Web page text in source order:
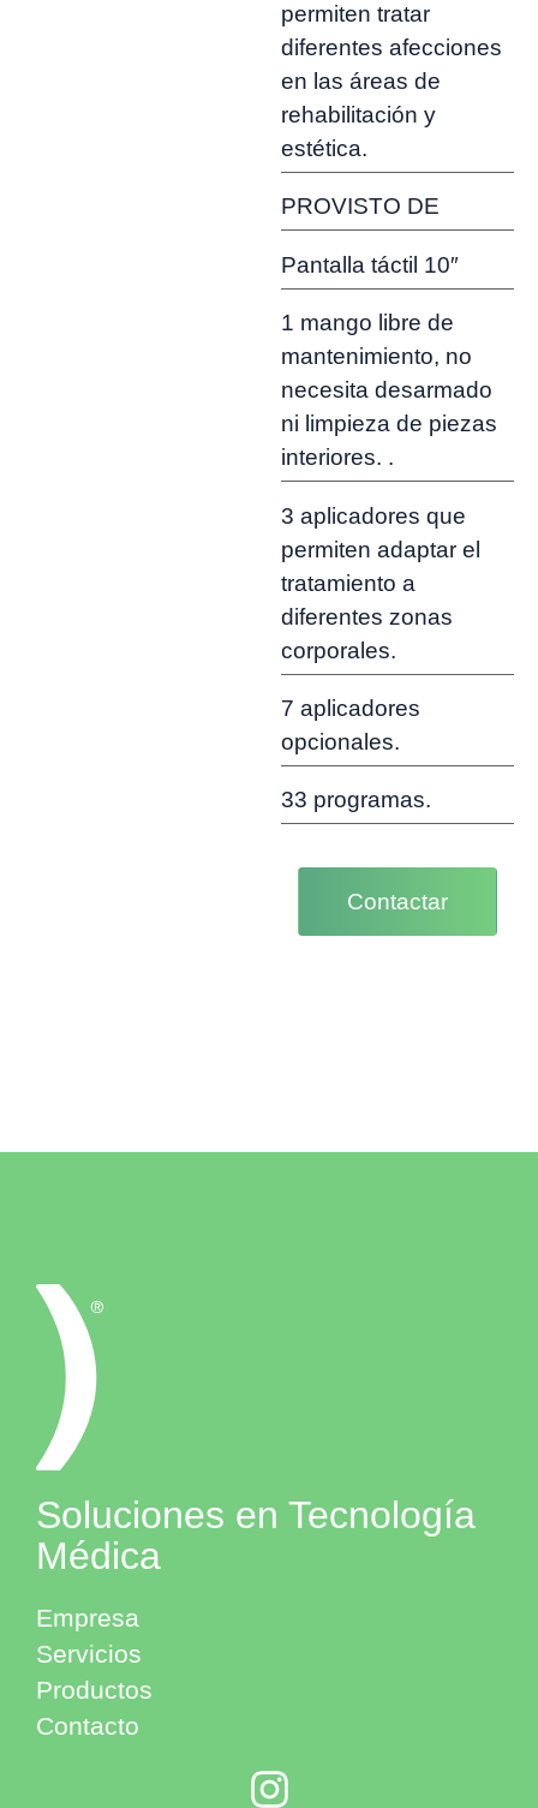
permiten tratar
diferentes afecciones
en las áreas de
rehabilitación y
estética.
PROVISTO DE
Pantalla táctil 10″
1 mango libre de
mantenimiento, no
necesita desarmado
ni limpieza de piezas
interiores. .
3 aplicadores que
permiten adaptar el
tratamiento a
diferentes zonas
corporales.
7 aplicadores
opcionales.
33 programas.
Contactar
Soluciones en Tecnología
Médica
Empresa
Servicios
Productos
Contacto